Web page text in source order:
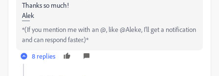
Thanks so much!
Alek
*(If you mention me with an @, like @Aleke, I’ll get a notification
and can respond faster.)*
8 replies